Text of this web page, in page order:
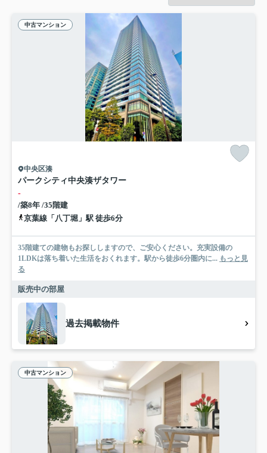
中古マンション
中央区湊
パークシティ中央湊ザタワー
-
/築8年 /35階建
京葉線「八丁堀」駅 徒歩6分
35階建ての建物もお探ししますので、ご安心ください。充実設備の
1LDKは落ち着いた生活をおくれます。駅から徒歩6分圏内に... もっと見
る
販売中の部屋
過去掲載物件
中古マンション